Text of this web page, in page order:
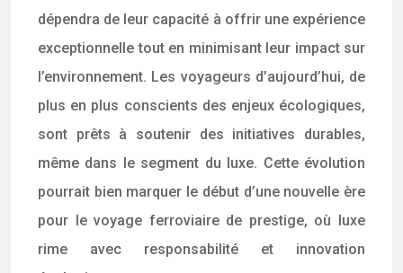
dépendra de leur capacité à offrir une expérience
exceptionnelle tout en minimisant leur impact sur
l’environnement. Les voyageurs d’aujourd’hui, de
plus en plus conscients des enjeux écologiques,
sont prêts à soutenir des initiatives durables,
même dans le segment du luxe. Cette évolution
pourrait bien marquer le début d’une nouvelle ère
pour le voyage ferroviaire de prestige, où luxe
rime avec responsabilité et innovation